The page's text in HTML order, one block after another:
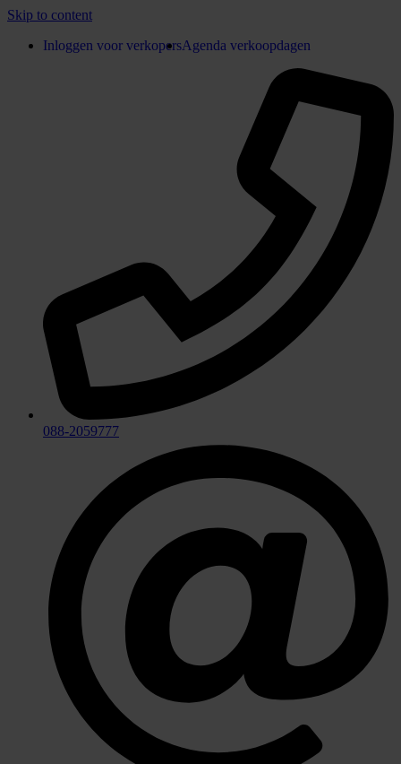
Skip to content
Inloggen voor verkopersAgenda verkoopdagen
088-2059777